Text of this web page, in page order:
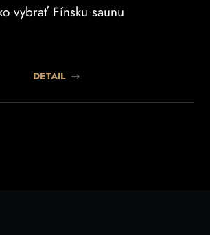
vybrať Fínsku saunu
DETAIL